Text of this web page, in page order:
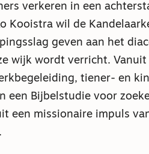
verkeren in een
Kooistra wil de
geven aan het
wijk wordt verricht.
tiener- en
een Bijbelstudie voor
een missionaire impuls
.